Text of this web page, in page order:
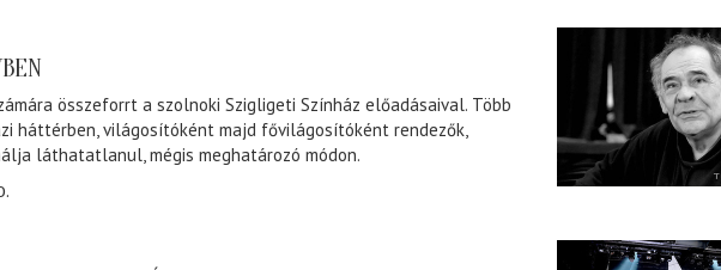
összeforrt a szolnoki Szigligeti Színház előadásaival. Több
háttérben, világosítóként majd fővilágosítóként rendezők,
láthatatlanul, mégis meghatározó módon.